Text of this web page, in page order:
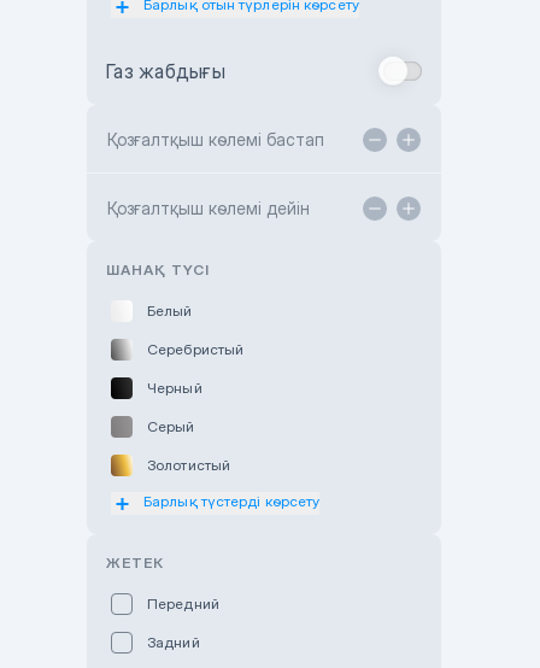
Toyota Astana
TANK Motors Karaganda
Барлық отын түрлерін көрсету
Газ жабдығы
Қозғалтқыш көлемі бастап
Қозғалтқыш көлемі дейін
ШАНАҚ ТҮСІ
Белый
Серебристый
Черный
Серый
Золотистый
Оранжевый
Барлық түстерді көрсету
ЖЕТЕК
Передний
Задний